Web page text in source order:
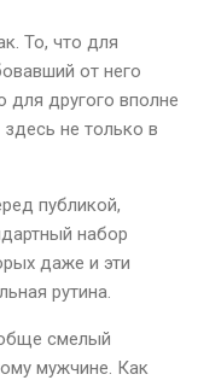
То, что для
от него
для другого вполне
не только в
публикой,
набор
даже и эти
рутина.
смелый
мужчине. Как